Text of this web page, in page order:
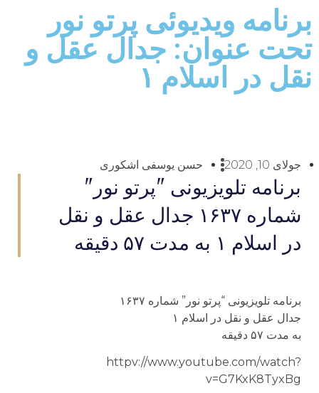
برنامه ویدیوئى پرتو نور
تحت عنوان: جدال عقل و
نقل در اسلام ۱
جولای 10, 2020 حسن یوسفی اشکوری
برنامه تلويزيونى "پرتو نور"
شماره ۱۶۳۷ جدال عقل و نقل
در اسلام ۱ به مدت ۵۷ دقيقه
برنامه تلويزيونى “پرتو نور” شماره ۱۶۳۷
جدال عقل و نقل در اسلام ۱
به مدت ۵۷ دقيقه
httpv://www.youtube.com/watch?
v=G7KxK8TyxBg